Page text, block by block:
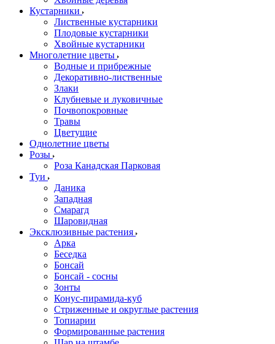
Кустарники
Лиственные кустарники
Плодовые кустарники
Хвойные кустарники
Многолетние цветы
Водные и прибрежные
Декоративно-лиственные
Злаки
Клубневые и луковичные
Почвопокровные
Травы
Цветущие
Однолетние цветы
Розы
Роза Канадская Парковая
Туи
Даника
Западная
Смарагд
Шаровидная
Эксклюзивные растения
Арка
Беседка
Бонсай
Бонсай - сосны
Зонты
Конус-пирамида-куб
Стриженные и округлые растения
Топиарии
Формированные растения